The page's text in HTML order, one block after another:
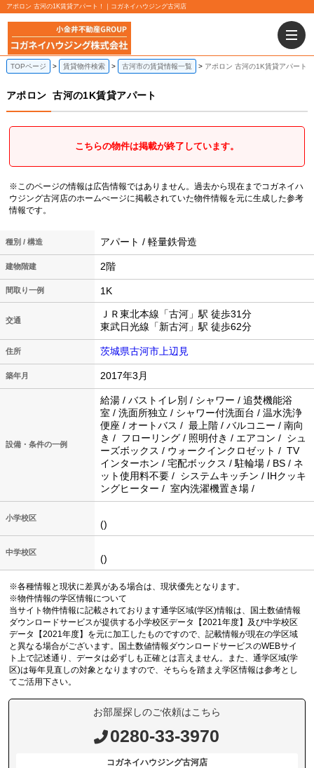
アポロン 古河の1K賃貸アパート！｜コガネイハウジング古河店
TOPページ 賃貸物件検索 古河市の賃貸情報一覧 アポロン 古河の1K賃貸アパート
アポロン 古河の1K賃貸アパート
こちらの物件は掲載が終了しています。
※このページの情報は広告情報ではありません。過去から現在までコガネイハ
ウジング古河店のホームぺージに掲載されていた物件情報を元に生成した参考
情報です。
種別 / 構造 アパート / 軽量鉄骨造
建物階建 2階
間取り一例 1K
交通
ＪＲ東北本線「古河」駅 徒歩31分
東武日光線「新古河」駅 徒歩62分
住所 茨城県古河市上辺見
築年月 2017年3月
設備・条件の一例
給湯 / バストイレ別 / シャワー / 追焚機能浴
室 / 洗面所独立 / シャワー付洗面台 / 温水洗浄
便座 / オートバス / 最上階 / バルコニー / 南向
き / フローリング / 照明付き / エアコン / シュ
ーズボックス / ウォークインクロゼット / TV
インターホン / 宅配ボックス / 駐輪場 / BS / ネ
ット使用料不要 / システムキッチン / IHクッキ
ングヒーター / 室内洗濯機置き場 /
小学校区
()
中学校区
()
※各種情報と現状に差異がある場合は、現状優先となります。
※物件情報の学区情報について
当サイト物件情報に記載されております通学区域(学区)情報は、国土数値情報
ダウンロードサービスが提供する小学校区データ【2021年度】及び中学校区
データ【2021年度】を元に加工したものですので、記載情報が現在の学区域
と異なる場合がございます。国土数値情報ダウンロードサービスのWEBサイ
ト上で記述通り、データは必ずしも正確とは言えません。また、通学区域(学
区)は毎年見直しの対象となりますので、そちらを踏まえ学区情報は参考とし
てご活用下さい。
お部屋探しのご依頼はこちら
0280-33-3970
コガネイハウジング古河店